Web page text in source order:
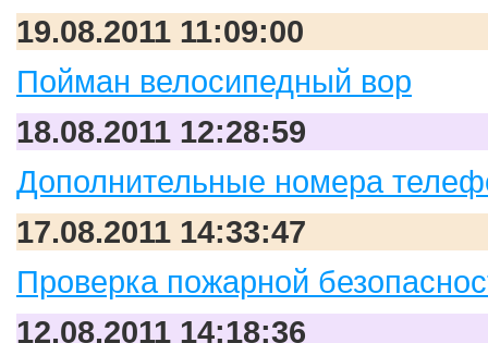
19.08.2011 11:09:00
Пойман велосипедный вор
18.08.2011 12:28:59
Дополнительные номера
17.08.2011 14:33:47
Проверка пожарной
12.08.2011 14:18:36